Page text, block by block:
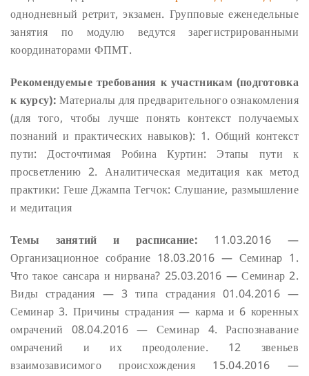
однодневный ретрит, экзамен. Групповые еженедельные
занятия по модулю ведутся зарегистрированными
координаторами ФПМТ.
Рекомендуемые требования к участникам (подготовка
к курсу): Материалы для предварительного ознакомления
(для того, чтобы лучше понять контекст получаемых
познаний и практических навыков): 1. Общий контекст
пути: Досточтимая Робина Куртин: Этапы пути к
просветлению 2. Аналитическая медитация как метод
практики: Геше Джампа Тегчок: Слушание, размышление
и медитация
Темы занятий и расписание: 11.03.2016 —
Организационное собрание 18.03.2016 — Семинар 1.
Что такое сансара и нирвана? 25.03.2016 — Семинар 2.
Виды страдания — 3 типа страдания01.04.2016 —
Семинар 3. Причины страдания — карма и 6 коренных
омрачений 08.04.2016 — Семинар 4. Распознавание
омрачений и их преодоление. 12 звеньев
взаимозависимого происхождения 15.04.2016 —